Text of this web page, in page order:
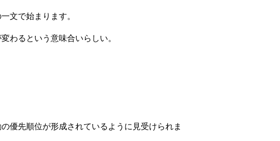
文で始まります。
わるという意味合いらしい。
優先順位が形成されているように見受けられま